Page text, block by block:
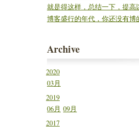
就是得这样，总结一下，提高
率。
博客盛行的年代，你还没有博
Archive
2020
03月
2019
06月 09月
2017